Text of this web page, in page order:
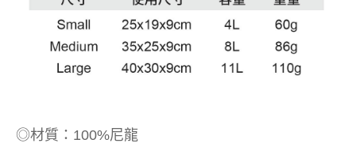
◎材質：100%尼龍